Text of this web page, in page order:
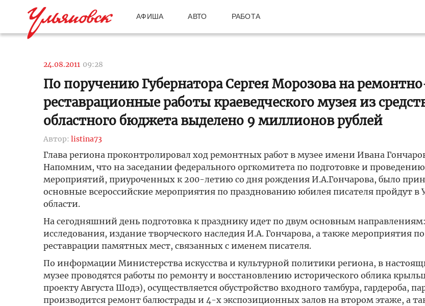
АФИША АВТО РАБОТА
24.08.2011 09:28
По поручению Губернатора Сергея Морозова на
реставрационные работы краеведческого музея из
областного бюджета выделено 9 миллионов рублей
Автор: listina73
Глава региона проконтролировал ход ремонтных работ в музее имени Ивана
Напомним, что на заседании федерального оргкомитета по подготовке и
мероприятий, приуроченных к 200-летию со дня рождения И.А.Гончарова, было
основные всероссийские мероприятия по празднованию юбилея писателя пройдут в
области.
На сегодняшний день подготовка к празднику идет по двум основным
исследования, издание творческого наследия И.А. Гончарова, а также мероприятия
реставрации памятных мест, связанных с именем писателя.
По информации Министерства искусства и культурной политики региона, в
музее проводятся работы по ремонту и восстановлению исторического облика
проекту Августа Шодэ), осуществляется обустройство входного тамбура, гардероба,
производится ремонт балюстрады и 4-х экспозиционных залов на втором этаже, а